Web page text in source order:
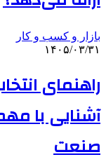
بازار و کسب و کار
۱۴۰۵/۰۳/۳۱
راهنمای
آشنایی با
صنعت